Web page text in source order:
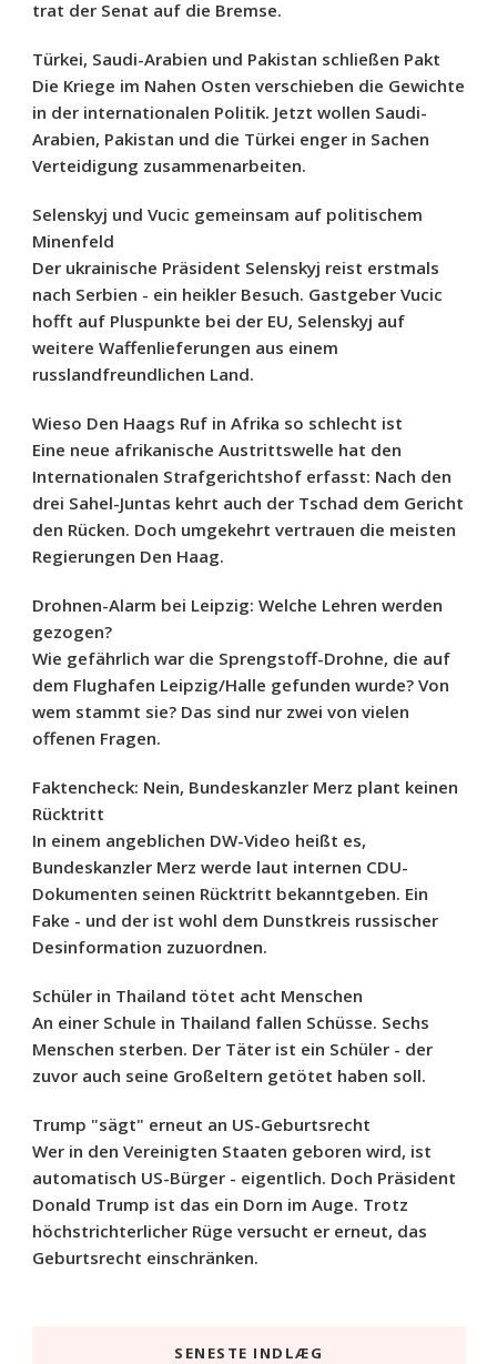
trat der Senat auf die Bremse.
Türkei, Saudi-Arabien und Pakistan schließen Pakt
Die Kriege im Nahen Osten verschieben die Gewichte
in der internationalen Politik. Jetzt wollen Saudi-
Arabien, Pakistan und die Türkei enger in Sachen
Verteidigung zusammenarbeiten.
Selenskyj und Vucic gemeinsam auf politischem
Minenfeld
Der ukrainische Präsident Selenskyj reist erstmals
nach Serbien - ein heikler Besuch. Gastgeber Vucic
hofft auf Pluspunkte bei der EU, Selenskyj auf
weitere Waffenlieferungen aus einem
russlandfreundlichen Land.
Wieso Den Haags Ruf in Afrika so schlecht ist
Eine neue afrikanische Austrittswelle hat den
Internationalen Strafgerichtshof erfasst: Nach den
drei Sahel-Juntas kehrt auch der Tschad dem Gericht
den Rücken. Doch umgekehrt vertrauen die meisten
Regierungen Den Haag.
Drohnen-Alarm bei Leipzig: Welche Lehren werden
gezogen?
Wie gefährlich war die Sprengstoff-Drohne, die auf
dem Flughafen Leipzig/Halle gefunden wurde? Von
wem stammt sie? Das sind nur zwei von vielen
offenen Fragen.
Faktencheck: Nein, Bundeskanzler Merz plant keinen
Rücktritt
In einem angeblichen DW-Video heißt es,
Bundeskanzler Merz werde laut internen CDU-
Dokumenten seinen Rücktritt bekanntgeben. Ein
Fake - und der ist wohl dem Dunstkreis russischer
Desinformation zuzuordnen.
Schüler in Thailand tötet acht Menschen
An einer Schule in Thailand fallen Schüsse. Sechs
Menschen sterben. Der Täter ist ein Schüler - der
zuvor auch seine Großeltern getötet haben soll.
Trump "sägt" erneut an US-Geburtsrecht
Wer in den Vereinigten Staaten geboren wird, ist
automatisch US-Bürger - eigentlich. Doch Präsident
Donald Trump ist das ein Dorn im Auge. Trotz
höchstrichterlicher Rüge versucht er erneut, das
Geburtsrecht einschränken.
SENESTE INDLÆG